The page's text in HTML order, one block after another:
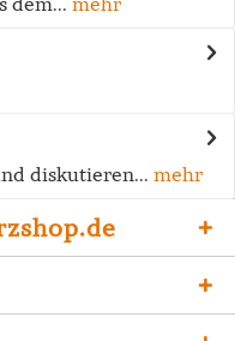
diskutieren... mehr